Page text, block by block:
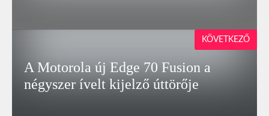
A Motorola új Edge 70 Fusion a
négyszer ívelt kijelző úttörője
KÖVETKEZŐ